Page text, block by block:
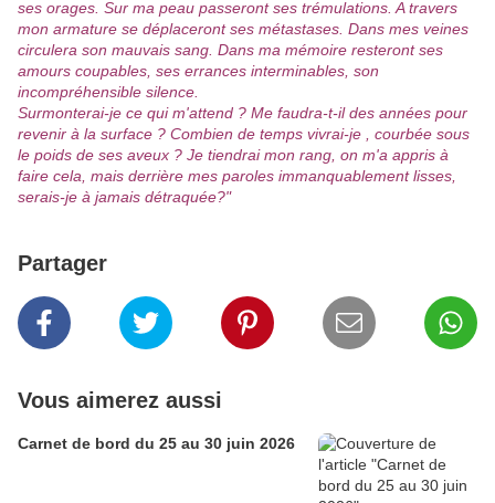
ses orages. Sur ma peau passeront ses trémulations. A travers
mon armature se déplaceront ses métastases. Dans mes veines
circulera son mauvais sang. Dans ma mémoire resteront ses
amours coupables, ses errances interminables, son
incompréhensible silence.
Surmonterai-je ce qui m'attend ? Me faudra-t-il des années pour
revenir à la surface ? Combien de temps vivrai-je , courbée sous
le poids de ses aveux ? Je tiendrai mon rang, on m'a appris à
faire cela, mais derrière mes paroles immanquablement lisses,
serais-je à jamais détraquée?"
Partager
Vous aimerez aussi
Carnet de bord du 25 au 30 juin 2026